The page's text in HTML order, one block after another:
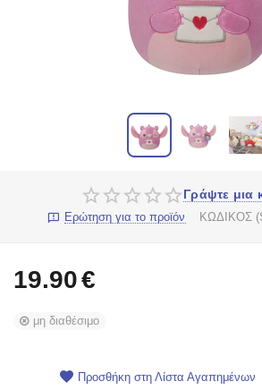
Γράψτε μια
Ερώτηση για το προϊόν ΚΩΔΙΚΟΣ
19.90€
μη διαθέσιμο
Προσθήκη στη Λίστα Αγαπημένων